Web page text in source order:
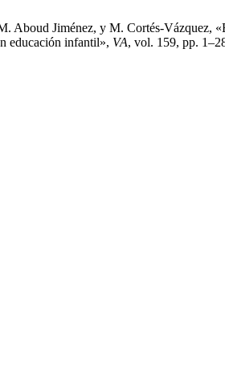
Aboud Jiménez, y M. Cortés-Vázquez,
educación infantil», VA, vol. 159, pp.